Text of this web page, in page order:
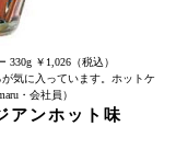
￥1,026（税込）
気に入っています。ホットケ
・会社員）
アンホット味